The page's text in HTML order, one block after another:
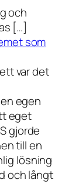
och
[…]
som
var det
egen
eget
gjorde
till en
lösning
och långt